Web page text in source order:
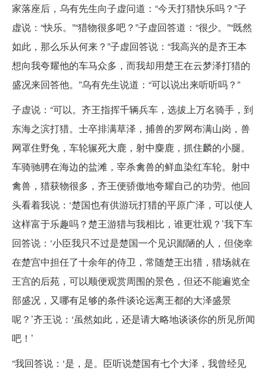
家落座后，乌有先生向子虚问道：“今天打猎快乐吗？”子
虚说：“快乐。”“猎物很多吧？”子虚回答道：“很少。”“既然
如此，那么乐从何来？”子虚回答说：“我高兴的是齐王本
想向我夸耀他的车马众多，而我却用楚王在云梦泽打猎的
盛况来回答他。”乌有先生说道：“可以说出来听听吗？”
子虚说：“可以。齐王指挥千辆兵车，选拔上万名骑手，到
东海之滨打猎。士卒排满草泽，捕兽的罗网布满山岗，兽
网罩住野兔，车轮辗死大鹿，射中麋鹿，抓住麟的小腿。
车骑驰骋在海边的盐滩，宰杀禽兽的鲜血染红车轮。射中
禽兽，猎获物很多，齐王便骄傲地夸耀自己的功劳。他回
头看着我说：‘楚国也有供游玩打猎的平原广泽，可以使人
这样富于乐趣吗？楚王游猎与我相比，谁更壮观？’我下车
回答说：‘小臣我只不过是楚国一个见识鄙陋的人，但侥幸
在楚宫中担任了十余年的侍卫，常随楚王出猎，猎场就在
王宫的后苑，可以顺便观赏周围的景色，但还不能遍览全
部盛况，又哪有足够的条件谈论远离王都的大泽盛景
呢？’齐王说：‘虽然如此，还是请大略地谈谈你的所见所闻
吧！’
“我回答说：‘是，是。臣听说楚国有七个大泽，我曾经见